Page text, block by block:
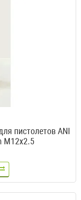
пистолетов ANI
M12x2.5